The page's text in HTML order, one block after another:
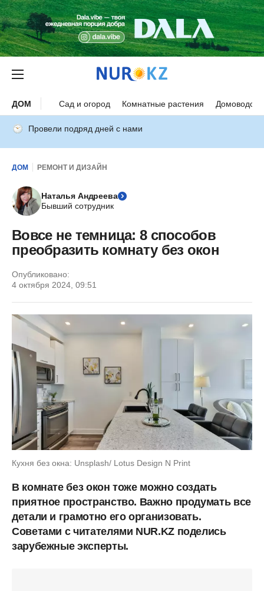
ДОМ Сад и огород Комнатные растения
Провели подряд дней с нами
ДОМ РЕМОНТ И ДИЗАЙН
Наталья Андреева
Бывший сотрудник
Вовсе не темница: 8 способов
преобразить комнату без окон
Опубликовано:
4 октября 2024, 09:51
Кухня без окна: Unsplash/ Lotus Design N Print
В комнате без окон тоже можно создать
приятное пространство. Важно продумать все
детали и грамотно его организовать.
Советами с читателями NUR.KZ поделись
зарубежные эксперты.